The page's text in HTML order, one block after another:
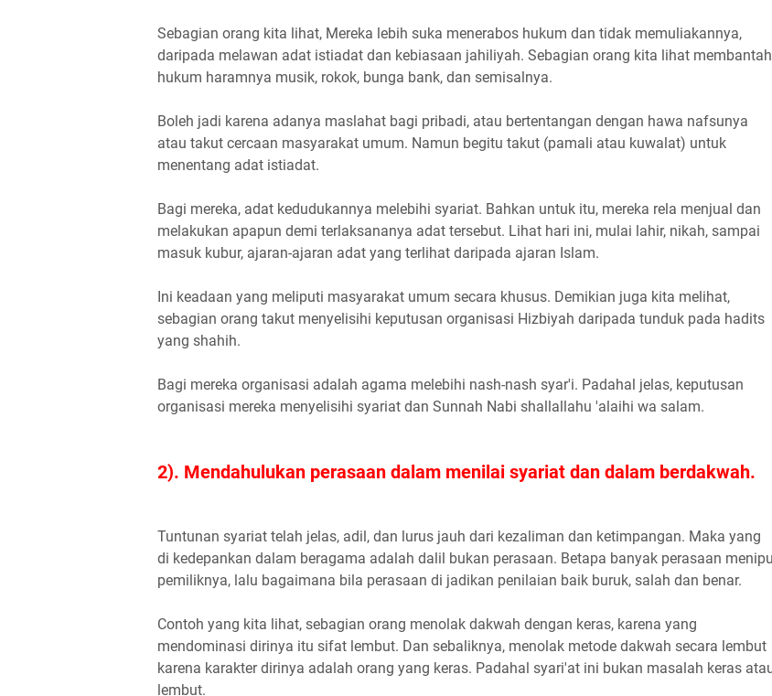
Sebagian orang kita lihat, Mereka lebih suka menerabos hukum dan tidak memuliakannya,
daripada melawan adat istiadat dan kebiasaan jahiliyah. Sebagian orang kita lihat membantah
hukum haramnya musik, rokok, bunga bank, dan semisalnya.
Boleh jadi karena adanya maslahat bagi pribadi, atau bertentangan dengan hawa nafsunya
atau takut cercaan masyarakat umum. Namun begitu takut (pamali atau kuwalat) untuk
menentang adat istiadat.
Bagi mereka, adat kedudukannya melebihi syariat. Bahkan untuk itu, mereka rela menjual dan
melakukan apapun demi terlaksananya adat tersebut. Lihat hari ini, mulai lahir, nikah, sampai
masuk kubur, ajaran-ajaran adat yang terlihat daripada ajaran Islam.
Ini keadaan yang meliputi masyarakat umum secara khusus. Demikian juga kita melihat,
sebagian orang takut menyelisihi keputusan organisasi Hizbiyah daripada tunduk pada hadits
yang shahih.
Bagi mereka organisasi adalah agama melebihi nash-nash syar'i. Padahal jelas, keputusan
organisasi mereka menyelisihi syariat dan Sunnah Nabi shallallahu 'alaihi wa salam.
2). Mendahulukan perasaan dalam menilai syariat dan dalam berdakwah.
Tuntunan syariat telah jelas, adil, dan lurus jauh dari kezaliman dan ketimpangan. Maka yang
di kedepankan dalam beragama adalah dalil bukan perasaan. Betapa banyak perasaan menipu
pemiliknya, lalu bagaimana bila perasaan di jadikan penilaian baik buruk, salah dan benar.
Contoh yang kita lihat, sebagian orang menolak dakwah dengan keras, karena yang
mendominasi dirinya itu sifat lembut. Dan sebaliknya, menolak metode dakwah secara lembut
karena karakter dirinya adalah orang yang keras. Padahal syari'at ini bukan masalah keras
lembut.